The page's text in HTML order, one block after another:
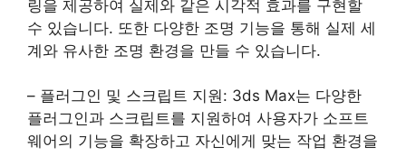
링을 제공하여 실제와 같은 시각적 효과를 구현할
수 있습니다. 또한 다양한 조명 기능을 통해 실제 세
계와 유사한 조명 환경을 만들 수 있습니다.
– 플러그인 및 스크립트 지원: 3ds Max는 다양한
플러그인과 스크립트를 지원하여 사용자가 소프트
웨어의 기능을 확장하고 자신에게 맞는 작업 환경을